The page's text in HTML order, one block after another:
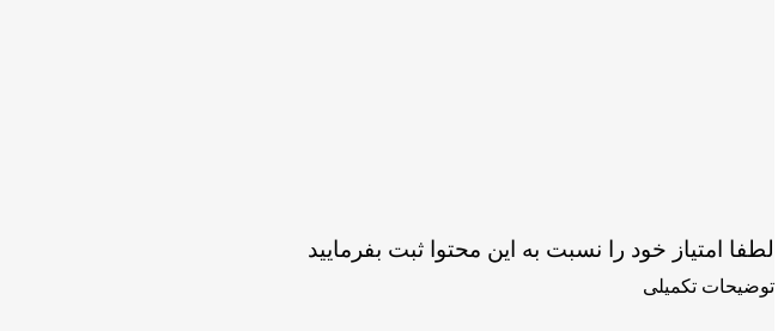
لطفا امتیاز خود را نسبت به این محتوا ثبت بفرمایید
توضیحات تکمیلی